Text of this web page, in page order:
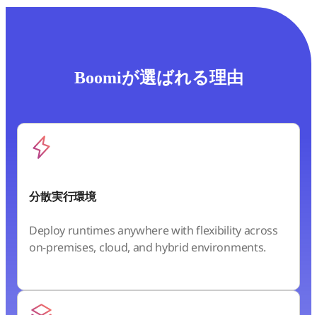
Boomiが選ばれる理由
分散実行環境
Deploy runtimes anywhere with flexibility across
on-premises, cloud, and hybrid environments.